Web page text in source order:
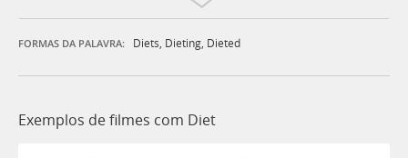
FORMAS DA PALAVRA: Diets, Dieting, Dieted
Exemplos de filmes com Diet